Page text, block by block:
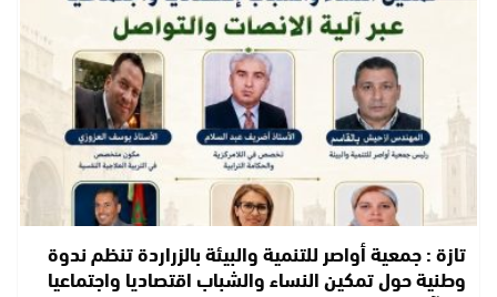
تازة : جمعية أواصر للتنمية والبيئة بالزراردة تنظم ندوة
وطنية حول تمكين النساء والشباب اقتصاديا واجتماعيا